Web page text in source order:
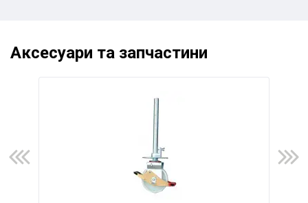
Аксесуари та запчастини